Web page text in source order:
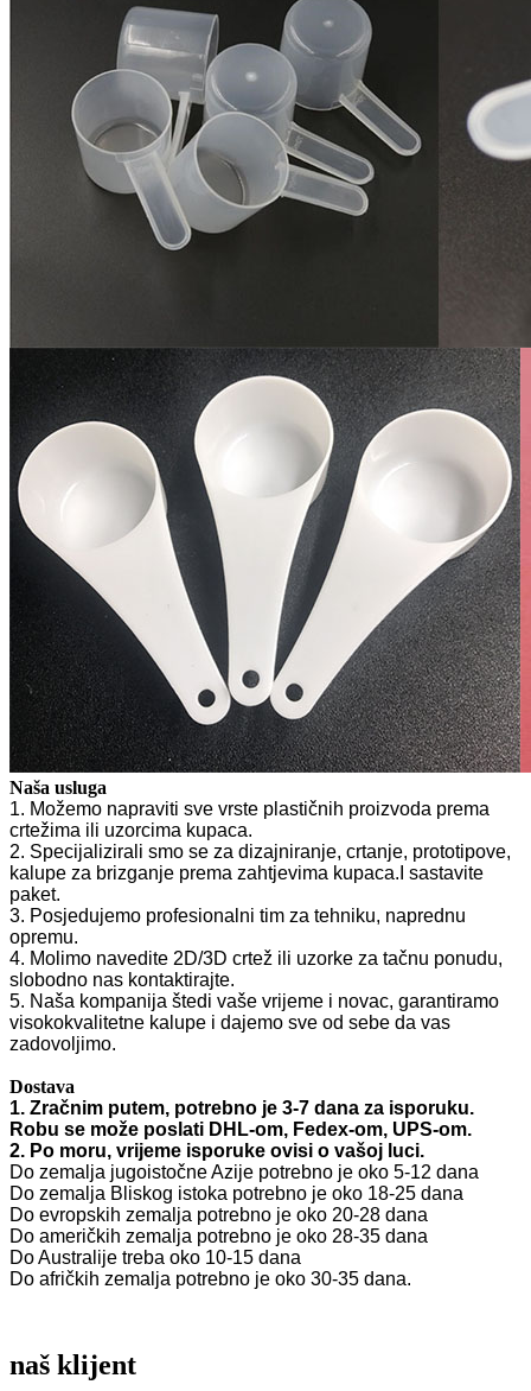
Naša usluga
1. Možemo napraviti sve vrste plastičnih proizvoda prema
crtežima ili uzorcima kupaca.
2. Specijalizirali smo se za dizajniranje, crtanje, prototipove,
kalupe za brizganje prema zahtjevima kupaca.I sastavite
paket.
3. Posjedujemo profesionalni tim za tehniku, naprednu
opremu.
4. Molimo navedite 2D/3D crtež ili uzorke za tačnu ponudu,
slobodno nas kontaktirajte.
5. Naša kompanija štedi vaše vrijeme i novac, garantiramo
visokokvalitetne kalupe i dajemo sve od sebe da vas
zadovoljimo.
Dostava
1. Zračnim putem, potrebno je 3-7 dana za isporuku.
Robu se može poslati DHL-om, Fedex-om, UPS-om.
2. Po moru, vrijeme isporuke ovisi o vašoj luci.
Do zemalja jugoistočne Azije potrebno je oko 5-12 dana
Do zemalja Bliskog istoka potrebno je oko 18-25 dana
Do evropskih zemalja potrebno je oko 20-28 dana
Do američkih zemalja potrebno je oko 28-35 dana
Do Australije treba oko 10-15 dana
Do afričkih zemalja potrebno je oko 30-35 dana.
naš klijent